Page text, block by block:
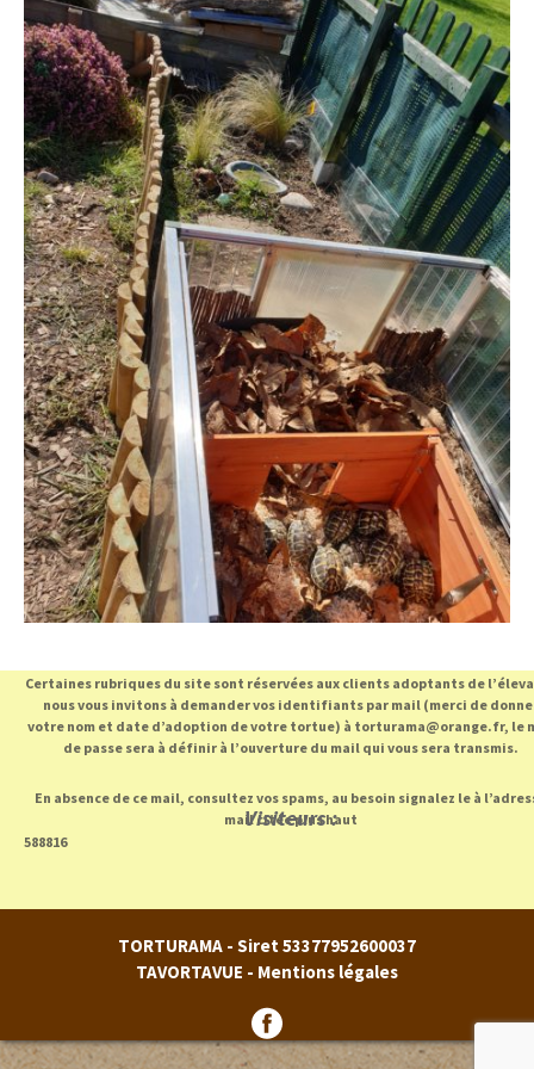
Certaines rubriques du site sont réservées aux clients adoptants de
nous vous invitons à demander vos identifiants par mail (merci de
votre nom et date d’adoption de votre tortue) à torturama@orange.fr, le
de passe sera à définir à l’ouverture du mail qui vous sera transmis.
En absence de ce mail, consultez vos spams, au besoin signalez le à
mail citée plus haut
Visiteurs :
588816
TORTURAMA - Siret 53377952600037
TAVORTAVUE - Mentions légales